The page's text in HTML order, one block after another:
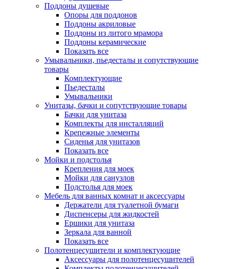
Поддоны душевые
Опоры для поддонов
Поддоны акриловые
Поддоны из литого мрамора
Поддоны керамические
Показать все
Умывальники, пьедесталы и сопутствующие
товары
Комплектующие
Пьедесталы
Умывальники
Унитазы, бачки и сопутствующие товары
Бачки для унитаза
Комплекты для инсталляций
Крепежные элементы
Сиденья для унитазов
Показать все
Мойки и подстолья
Крепления для моек
Мойки для санузлов
Подстолья для моек
Мебель для ванных комнат и аксессуары
Держатели для туалетной бумаги
Диспенсеры для жидкостей
Ершики для унитаза
Зеркала для ванной
Показать все
Полотенцесушители и комплектующие
Аксессуары для полотенцесушителей